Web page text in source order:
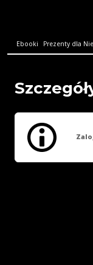
Ebooki Prezenty dla